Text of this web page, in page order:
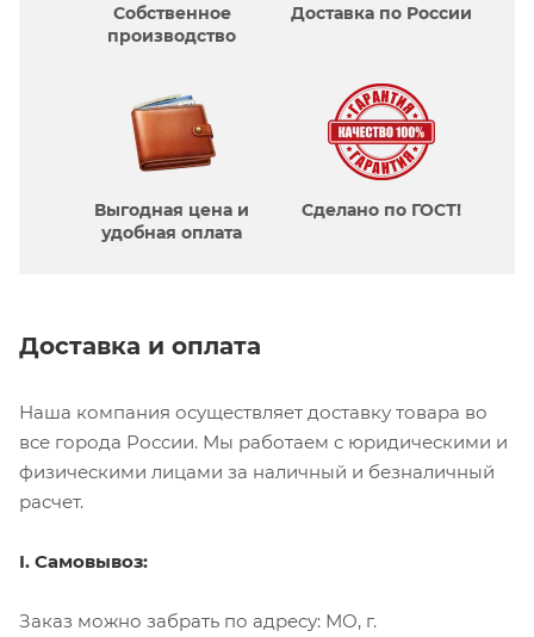
Собственное
производcтво
Доставка по России
Выгодная цена и
удобная оплата
Сделано по ГОСТ!
Доставка и оплата
Наша компания осуществляет доставку товара во
все города России. Мы работаем с юридическими и
физическими лицами за наличный и безналичный
расчет.
I. Самовывоз:
Заказ можно забрать по адресу: МО, г.